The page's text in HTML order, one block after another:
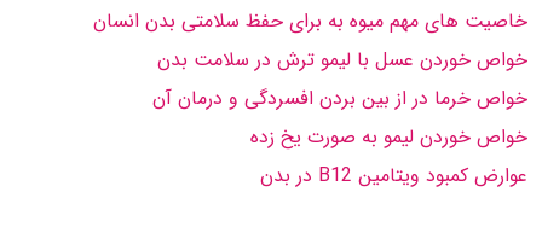
خاصیت های مهم میوه به برای حفظ سلامتی بدن انسان
خواص خوردن عسل با لیمو ترش در سلامت بدن
خواص خرما در از بین بردن افسردگی و درمان آن
خواص خوردن لیمو به صورت یخ زده
عوارض کمبود ویتامین B12 در بدن